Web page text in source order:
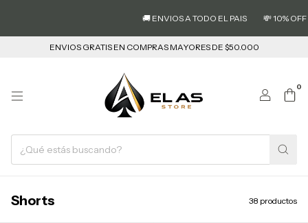
🚚 ENVIOS A TODO EL PAIS 💸 10% OFF CON
ENVIOS GRATIS EN COMPRAS MAYORES DE $50.000
0
Shorts 38 productos